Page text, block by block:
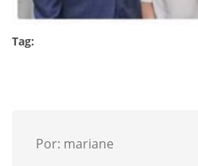
Tag:
Por: mariane